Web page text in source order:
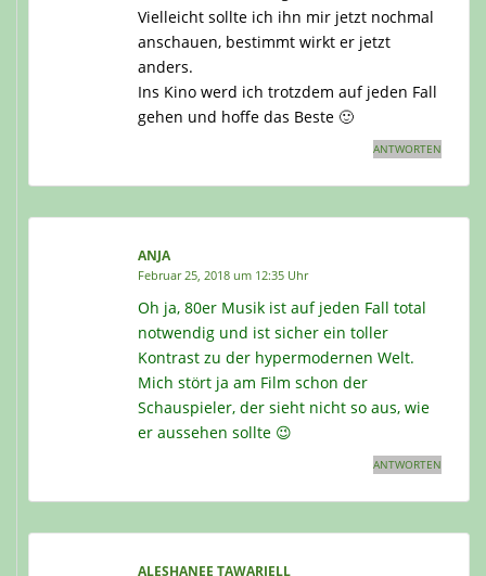
Vielleicht sollte ich ihn mir jetzt nochmal
anschauen, bestimmt wirkt er jetzt
anders.
Ins Kino werd ich trotzdem auf jeden Fall
gehen und hoffe das Beste 🙂
ANTWORTEN
ANJA
Februar 25, 2018 um 12:35 Uhr
Oh ja, 80er Musik ist auf jeden Fall total
notwendig und ist sicher ein toller
Kontrast zu der hypermodernen Welt.
Mich stört ja am Film schon der
Schauspieler, der sieht nicht so aus, wie
er aussehen sollte 😉
ANTWORTEN
ALESHANEE TAWARIELL